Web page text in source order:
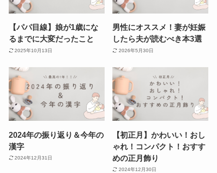
【パパ目線】娘が1歳にな
るまでに大変だったこと
2025年10月13日
男性にオススメ！妻が妊娠
したら夫が読むべき本3選
2026年5月30日
2024年の振り返り＆今年の
漢字
2024年12月31日
【初正月】かわいい！おし
ゃれ！コンパクト！おすす
めの正月飾り
2024年12月30日